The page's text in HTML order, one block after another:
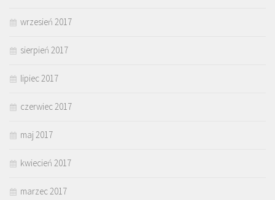
wrzesień 2017
sierpień 2017
lipiec 2017
czerwiec 2017
maj 2017
kwiecień 2017
marzec 2017